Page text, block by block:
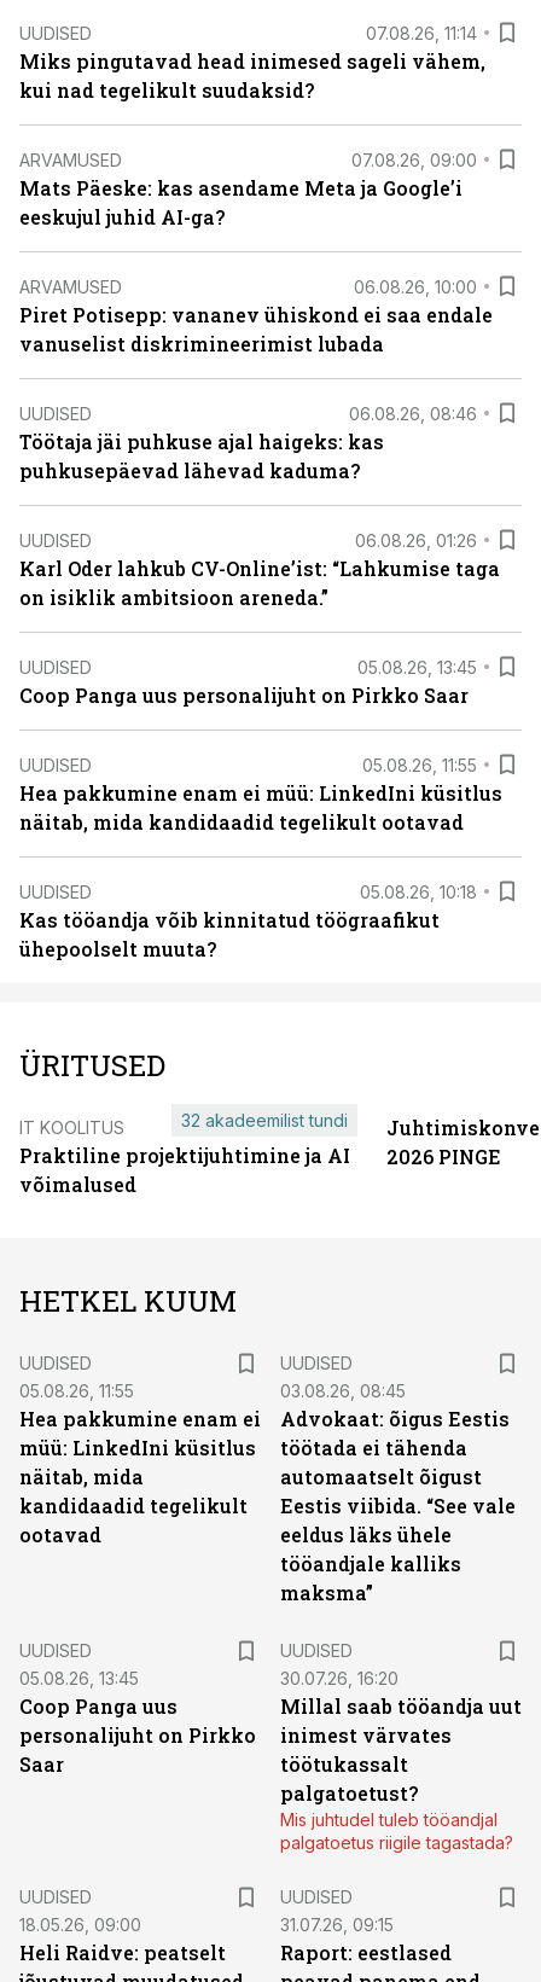
UUDISED 07.08.26, 11:14
Miks pingutavad head inimesed sageli vähem,
kui nad tegelikult suudaksid?
ARVAMUSED 07.08.26, 09:00
Mats Päeske: kas asendame Meta ja Google’i
eeskujul juhid AI-ga?
ARVAMUSED 06.08.26, 10:00
Piret Potisepp: vananev ühiskond ei saa endale
vanuselist diskrimineerimist lubada
UUDISED 06.08.26, 08:46
Töötaja jäi puhkuse ajal haigeks: kas
puhkusepäevad lähevad kaduma?
UUDISED 06.08.26, 01:26
Karl Oder lahkub CV-Online’ist: “Lahkumise taga
on isiklik ambitsioon areneda.”
UUDISED 05.08.26, 13:45
Coop Panga uus personalijuht on Pirkko Saar
UUDISED 05.08.26, 11:55
Hea pakkumine enam ei müü: LinkedIni küsitlus
näitab, mida kandidaadid tegelikult ootavad
UUDISED 05.08.26, 10:18
Kas tööandja võib kinnitatud töögraafikut
ühepoolselt muuta?
ÜRITUSED
IT KOOLITUS
Praktiline projektijuhtimine ja AI
võimalused
32 akadeemilist tundi
2026 PINGE
HETKEL KUUM
UUDISED
05.08.26, 11:55
Hea pakkumine enam ei
müü: LinkedIni küsitlus
näitab, mida
kandidaadid tegelikult
ootavad
UUDISED
03.08.26, 08:45
Advokaat: õigus Eestis
töötada ei tähenda
automaatselt õigust
Eestis viibida. “See vale
eeldus läks ühele
tööandjale kalliks
maksma”
UUDISED
05.08.26, 13:45
Coop Panga uus
personalijuht on Pirkko
Saar
UUDISED
30.07.26, 16:20
Millal saab tööandja uut
inimest värvates
töötukassalt
palgatoetust?
Mis juhtudel tuleb tööandjal
palgatoetus riigile tagastada?
UUDISED
18.05.26, 09:00
Heli Raidve: peatselt
UUDISED
31.07.26, 09:15
Raport: eestlased